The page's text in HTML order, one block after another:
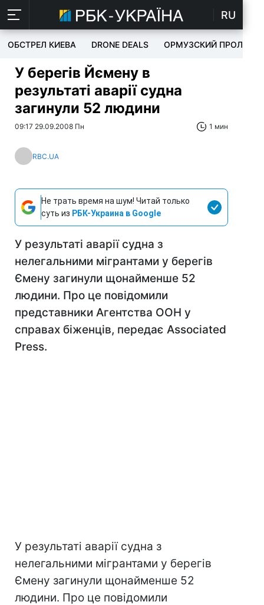
RU
ОБСТРЕЛ КИЕВА DRONE DEALS ОРМУЗСКИЙ ПРОЛИВ
У берегів Йємену в
результаті аварії судна
загинули 52 людини
09:17 29.09.2008 Пн 1 мин
RBC.UA
Не трать время на шум! Читай только
суть из РБК-Украина в Google
У результаті аварії судна з
нелегальними мігрантами у берегів
Ємену загинули щонайменше 52
людини. Про це повідомили
представники Агентства ООН у
справах біженців, передає Associated
Press.
У результаті аварії судна з
нелегальними мігрантами у берегів
Ємену загинули щонайменше 52
людини. Про це повідомили